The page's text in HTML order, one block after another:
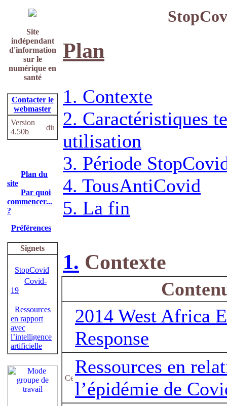
Site
indépendant
d'information
sur le
numérique en
santé
Contacter le
webmaster
Version
4.50b
Plan du
site
Par quoi
commencer...
?
Préférences
Signets
StopCovid
Covid-
19
Ressources
en rapport
avec
l’intelligence
artificielle
Plan
1. Contexte
2. Caractéristiques
utilisation
3. Période
4. TousAntiCovid
5. La fin
1. Contexte
2014 West Africa
Response
Ressources en
l’épidémie de